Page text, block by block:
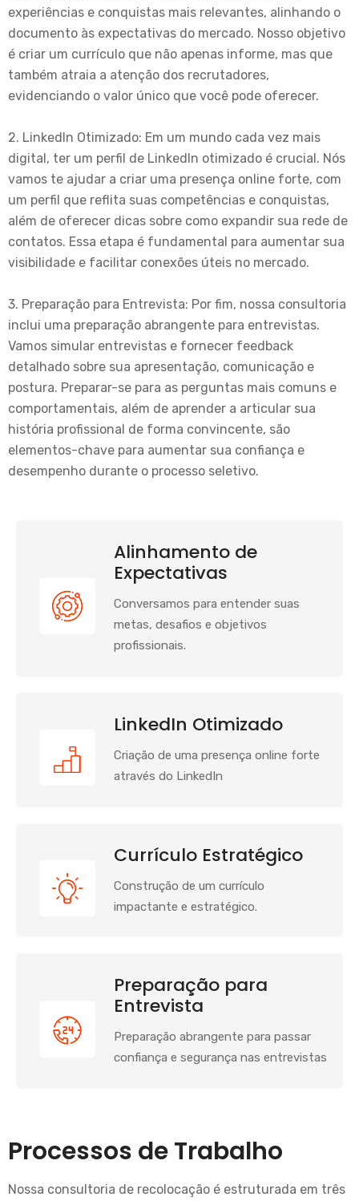
experiências e conquistas mais relevantes, alinhando o
documento às expectativas do mercado. Nosso objetivo
é criar um currículo que não apenas informe, mas que
também atraia a atenção dos recrutadores,
evidenciando o valor único que você pode oferecer.
2. LinkedIn Otimizado: Em um mundo cada vez mais
digital, ter um perfil de LinkedIn otimizado é crucial. Nós
vamos te ajudar a criar uma presença online forte, com
um perfil que reflita suas competências e conquistas,
além de oferecer dicas sobre como expandir sua rede de
contatos. Essa etapa é fundamental para aumentar sua
visibilidade e facilitar conexões úteis no mercado.
3. Preparação para Entrevista: Por fim, nossa consultoria
inclui uma preparação abrangente para entrevistas.
Vamos simular entrevistas e fornecer feedback
detalhado sobre sua apresentação, comunicação e
postura. Preparar-se para as perguntas mais comuns e
comportamentais, além de aprender a articular sua
história profissional de forma convincente, são
elementos-chave para aumentar sua confiança e
desempenho durante o processo seletivo.
Alinhamento de
Expectativas
Conversamos para entender suas
metas, desafios e objetivos
profissionais.
LinkedIn Otimizado
Criação de uma presença online forte
através do LinkedIn
Currículo Estratégico
Construção de um currículo
impactante e estratégico.
Preparação para
Entrevista
Preparação abrangente para passar
confiança e segurança nas entrevistas
Processos de Trabalho
Nossa consultoria de recolocação é estruturada em três